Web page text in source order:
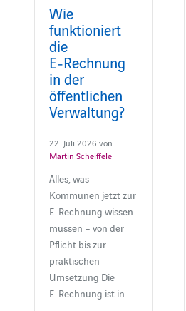
Wie
funktioniert
die
E‑Rechnung
in der
öffentlichen
Verwaltung?
22. Juli 2026 von
Martin Scheiffele
Alles, was
Kommunen jetzt zur
E‑Rechnung wissen
müssen – von der
Pflicht bis zur
praktischen
Umsetzung Die
E‑Rechnung ist in…